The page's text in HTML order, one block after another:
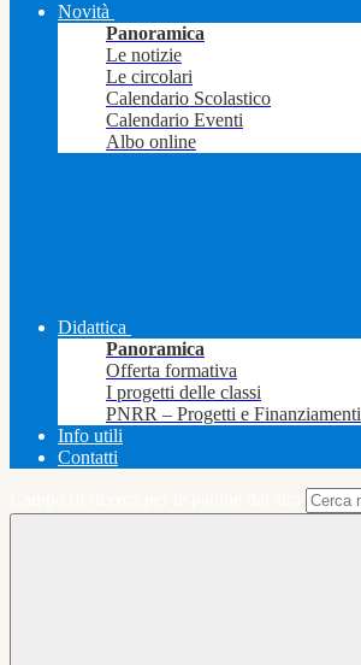
Novità
Panoramica
Le notizie
Le circolari
Calendario Scolastico
Calendario Eventi
Albo online
Didattica
Panoramica
Offerta formativa
I progetti delle classi
PNRR – Progetti e Finanziamenti
Info utili
Contatti